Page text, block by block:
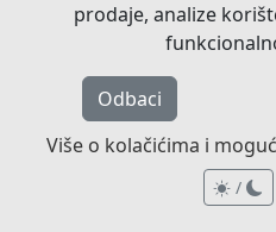
prodaje, analize
Odbaci
Više o kolačićima i
/
©2026KUPKA.hr.
Pravna obavijest o
/